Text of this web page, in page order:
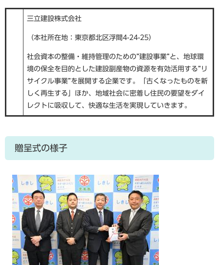
三立建設株式会社
（本社所在地：東京都北区浮間4-24-25）
社会資本の整備・維持管理のための”建設事業”と、地球環
境の保全を目的とした建設副産物の資源を有効活用する”リ
サイクル事業”を展開する企業です。「古くなったものを新
しく再生する」ほか、地域社会に密着し住民の要望をダイ
レクトに吸収して、快適な生活を実現していきます。
贈呈式の様子